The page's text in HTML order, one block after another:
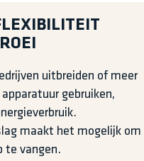
uitbreiden of meer
gebruiken,
maakt het mogelijk om
te vangen.